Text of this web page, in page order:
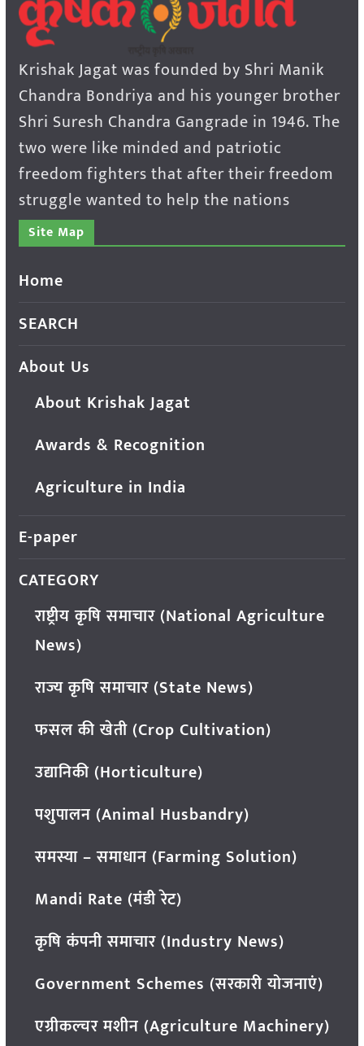
Krishak Jagat was founded by Shri Manik
Chandra Bondriya and his younger brother
Shri Suresh Chandra Gangrade in 1946. The
two were like minded and patriotic
freedom fighters that after their freedom
struggle wanted to help the nations
Site Map
Home
SEARCH
About Us
About Krishak Jagat
Awards & Recognition
Agriculture in India
E-paper
CATEGORY
राष्ट्रीय कृषि समाचार (National Agriculture
News)
राज्य कृषि समाचार (State News)
फसल की खेती (Crop Cultivation)
उद्यानिकी (Horticulture)
पशुपालन (Animal Husbandry)
समस्या – समाधान (Farming Solution)
Mandi Rate (मंडी रेट)
कृषि कंपनी समाचार (Industry News)
Government Schemes (सरकारी योजनाएं)
एग्रीकल्चर मशीन (Agriculture Machinery)